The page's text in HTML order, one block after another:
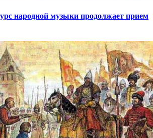
народной музыки продолжает прием